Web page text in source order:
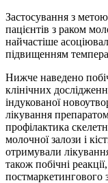
Застосування з
пацієнтів з раком
найчастіше
підвищенням
Нижче наведено
клінічних
індукованої
лікування
профілактика
молочної залози і
отримували
також побічні
постмаркетингового